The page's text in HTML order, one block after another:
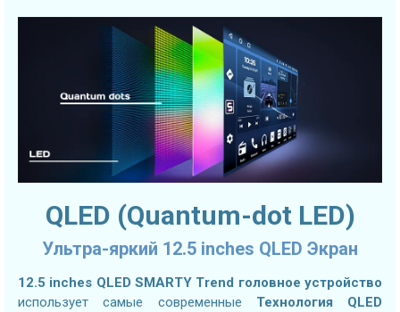
QLED (Quantum-dot LED)
Ультра-яркий 12.5 inches QLED Экран
12.5 inches QLED SMARTY Trend головное устройство
использует самые современные Технология QLED